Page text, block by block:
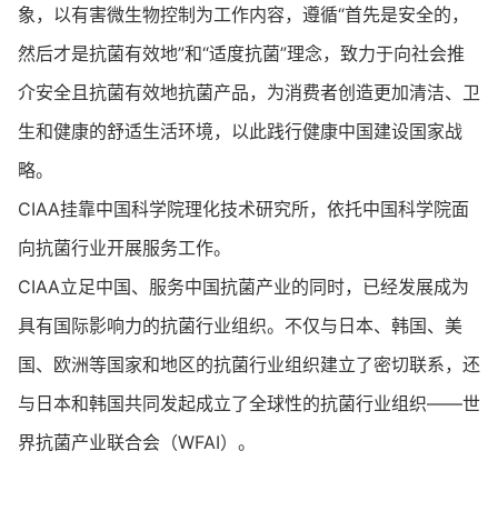
象，以有害微生物控制为工作内容，遵循“首先是安全的，
然后才是抗菌有效地”和“适度抗菌”理念，致力于向社会推
介安全且抗菌有效地抗菌产品，为消费者创造更加清洁、卫
生和健康的舒适生活环境，以此践行健康中国建设国家战
略。
CIAA挂靠中国科学院理化技术研究所，依托中国科学院面
向抗菌行业开展服务工作。
CIAA立足中国、服务中国抗菌产业的同时，已经发展成为
具有国际影响力的抗菌行业组织。不仅与日本、韩国、美
国、欧洲等国家和地区的抗菌行业组织建立了密切联系，还
与日本和韩国共同发起成立了全球性的抗菌行业组织——世
界抗菌产业联合会（WFAI）。